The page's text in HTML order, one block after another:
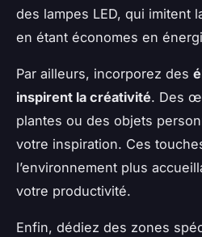
des lampes LED, qui imitent
en étant économes en
Par ailleurs, incorporez des
inspirent la créativité. Des
plantes ou des objets
votre inspiration. Ces
l’environnement plus
votre productivité.
Enfin, dédiez des zones